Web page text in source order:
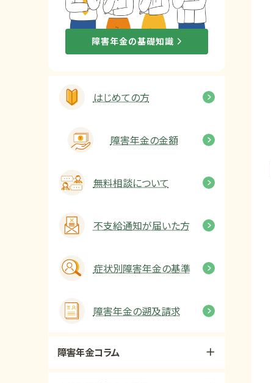
お電話でのお問い合わせ
089-907-3797
障害年金の基礎知識
はじめての方
障害年金の金額
無料相談について
不支給通知が届いた方
症状別障害年金の基準
障害年金の遡及請求
障害年金コラム